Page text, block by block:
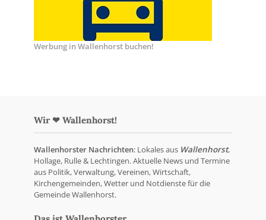
Werbung in Wallenhorst buchen!
Wir ❤ Wallenhorst!
Wallenhorster Nachrichten: Lokales aus Wallenhorst,
Hollage, Rulle & Lechtingen. Aktuelle News und Termine
aus Politik, Verwaltung, Vereinen, Wirtschaft,
Kirchengemeinden, Wetter und Notdienste für die
Gemeinde Wallenhorst.